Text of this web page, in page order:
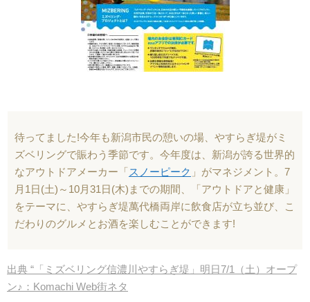
待ってました!今年も新潟市民の憩いの場、やすらぎ堤がミ
ズベリングで賑わう季節です。今年度は、新潟が誇る世界的
なアウトドアメーカー「スノーピーク 」がマネジメント。7
月1日(土)～10月31日(木)までの期間、「アウトドアと健康」
をテーマに、やすらぎ堤萬代橋両岸に飲食店が立ち並び、こ
だわりのグルメとお酒を楽しむことができます!
出典 “「ミズベリング信濃川やすらぎ堤」明日7/1（土）オープ
ン♪：Komachi Web街ネタ